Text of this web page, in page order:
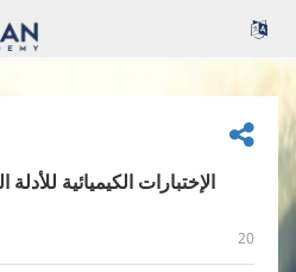
الإختبارات الكيميائية
20